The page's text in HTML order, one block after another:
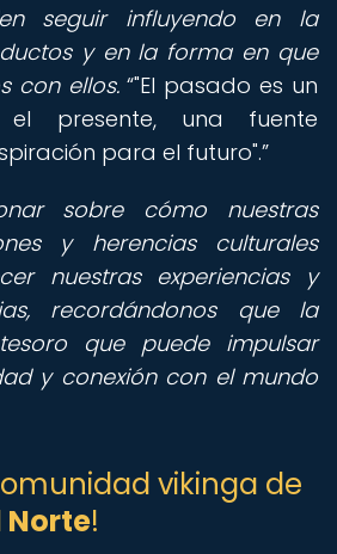
seguir influyendo en la
y en la forma en que
con ellos. "El pasado es un
presente, una fuente
para el futuro".
sobre cómo nuestras
y herencias culturales
nuestras experiencias y
recordándonos que la
que puede impulsar
y conexión con el mundo
vikinga de
Norte!